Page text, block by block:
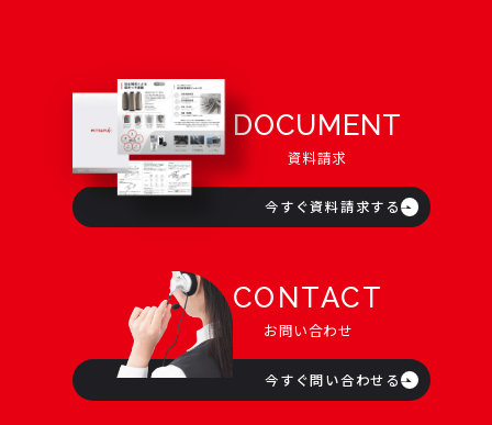
DOCUMENT
資料請求
今すぐ資料請求する
CONTACT
お問い合わせ
今すぐ問い合わせる